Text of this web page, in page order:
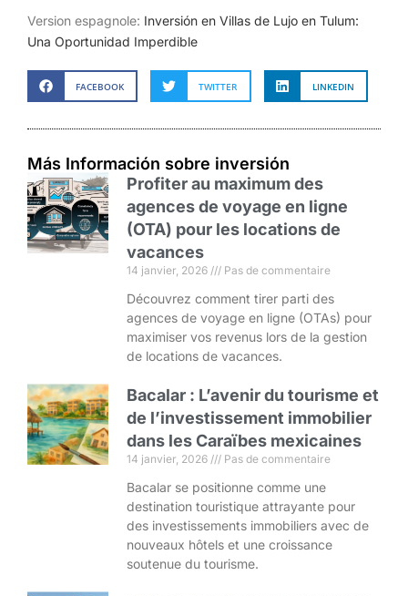
Version espagnole: Inversión en Villas de Lujo en Tulum:
Una Oportunidad Imperdible
FACEBOOK TWITTER LINKEDIN
Más Información sobre inversión
Profiter au maximum des
agences de voyage en ligne
(OTA) pour les locations de
vacances
14 janvier, 2026 Pas de commentaire
Découvrez comment tirer parti des
agences de voyage en ligne (OTAs) pour
maximiser vos revenus lors de la gestion
de locations de vacances.
Bacalar : L’avenir du tourisme et
de l’investissement immobilier
dans les Caraïbes mexicaines
14 janvier, 2026 Pas de commentaire
Bacalar se positionne comme une
destination touristique attrayante pour
des investissements immobiliers avec de
nouveaux hôtels et une croissance
soutenue du tourisme.